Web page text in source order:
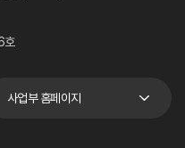
호
사업부 홈페이지